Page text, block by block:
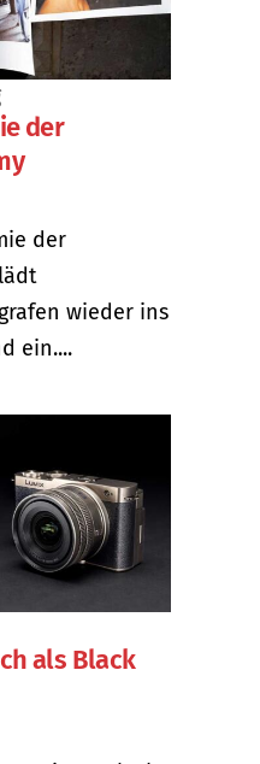
der
der
wieder ins
ein....
als Black